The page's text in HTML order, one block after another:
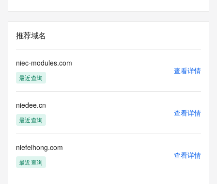
推荐域名
niec-modules.com
最近查询
查看详情
niedee.cn
最近查询
查看详情
niefeihong.com
最近查询
查看详情